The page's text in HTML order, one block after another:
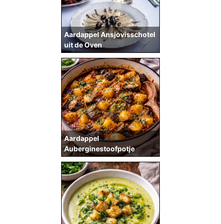
Aardappel Ansjovisschotel
uit de Oven
Aardappel
Auberginestoofpotje